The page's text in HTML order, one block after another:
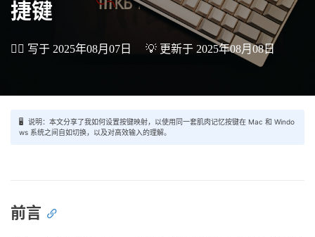
捷键
✍🏼 写于 2025年08月07日 💡 更新于 2025年08月08日
🖥 说明：本文分享了我如何设置按键映射，以使用同一套肌肉记忆按键在 Mac 和 Windo
ws 系统之间自如切换，以及对高效输入的理解。
前言